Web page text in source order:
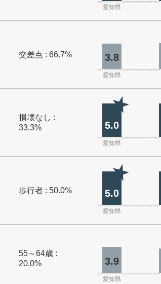
愛知県
交差点 : 66.7% 3.8
愛知県
損壊なし :
33.3%
5.0
愛知県
歩行者 : 50.0% 5.0
愛知県
55～64歳 :
20.0%
3.9
愛知県